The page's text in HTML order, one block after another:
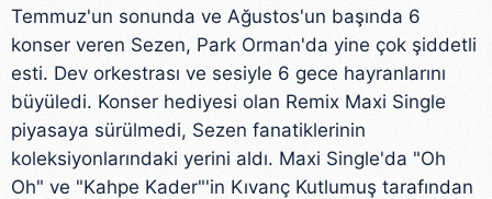
Temmuz'un sonunda ve Ağustos'un başında 6
konser veren Sezen, Park Orman'da yine çok şiddetli
esti. Dev orkestrası ve sesiyle 6 gece hayranlarını
büyüledi. Konser hediyesi olan Remix Maxi Single
piyasaya sürülmedi, Sezen fanatiklerinin
koleksiyonlarındaki yerini aldı. Maxi Single'da "Oh
Oh" ve "Kahpe Kader"'in Kıvanç Kutlumuş tarafından